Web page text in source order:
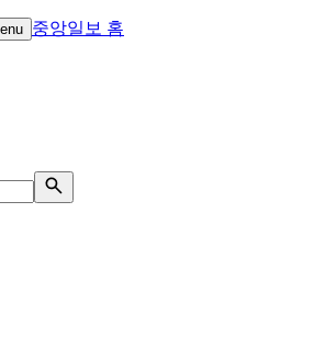
중앙일보 홈